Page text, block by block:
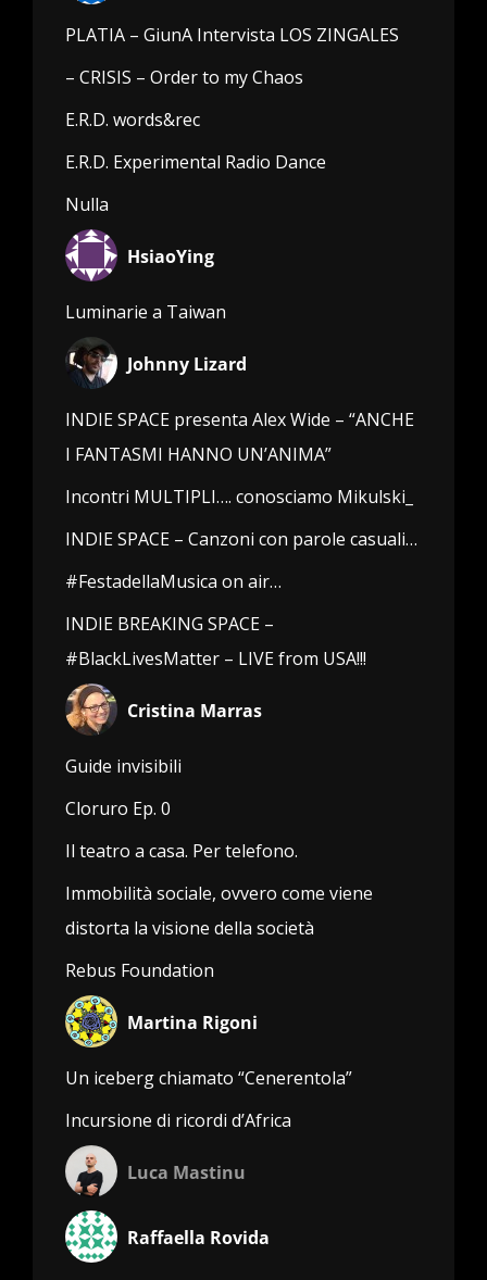
PLATIA – GiunA Intervista LOS ZINGALES
– CRISIS – Order to my Chaos
E.R.D. words&rec
E.R.D. Experimental Radio Dance
Nulla
HsiaoYing
Luminarie a Taiwan
Johnny Lizard
INDIE SPACE presenta Alex Wide – “ANCHE
I FANTASMI HANNO UN’ANIMA”
Incontri MULTIPLI…. conosciamo Mikulski_
INDIE SPACE – Canzoni con parole casuali…
#FestadellaMusica on air…
INDIE BREAKING SPACE –
#BlackLivesMatter – LIVE from USA!!!
Cristina Marras
Guide invisibili
Cloruro Ep. 0
Il teatro a casa. Per telefono.
Immobilità sociale, ovvero come viene
distorta la visione della società
Rebus Foundation
Martina Rigoni
Un iceberg chiamato “Cenerentola”
Incursione di ricordi d’Africa
Luca Mastinu
Raffaella Rovida